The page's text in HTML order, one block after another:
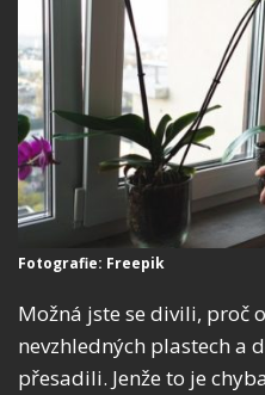
Fotografie: Freepik
Možná jste se divili, proč
nevzhledných plastech a
přesadili. Jenže to je